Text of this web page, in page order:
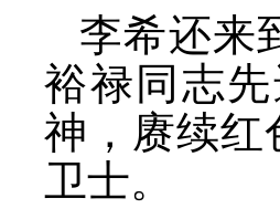
李希还来
裕禄同志
神，赓续红
卫士。